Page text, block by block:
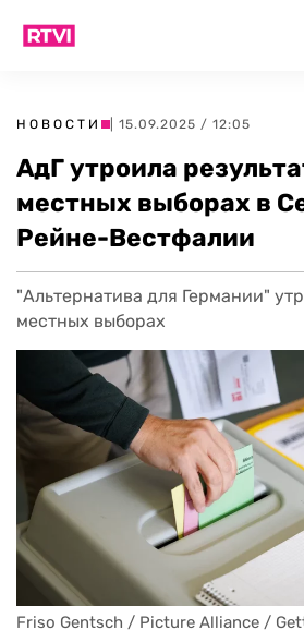
НОВОСТИ | 15.09.2025 / 12:05
АдГ утроила
местных выборах в
Рейне-Вестфалии
"Альтернатива для Германии"
местных выборах
Friso Gentsch / Picture Alliance /